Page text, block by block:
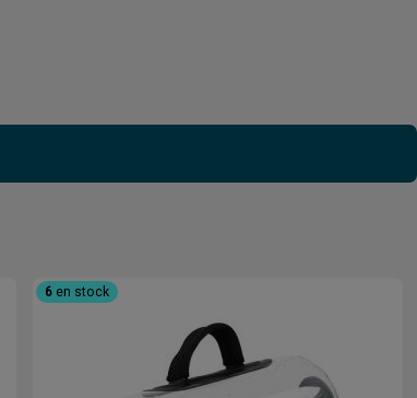
6en stock